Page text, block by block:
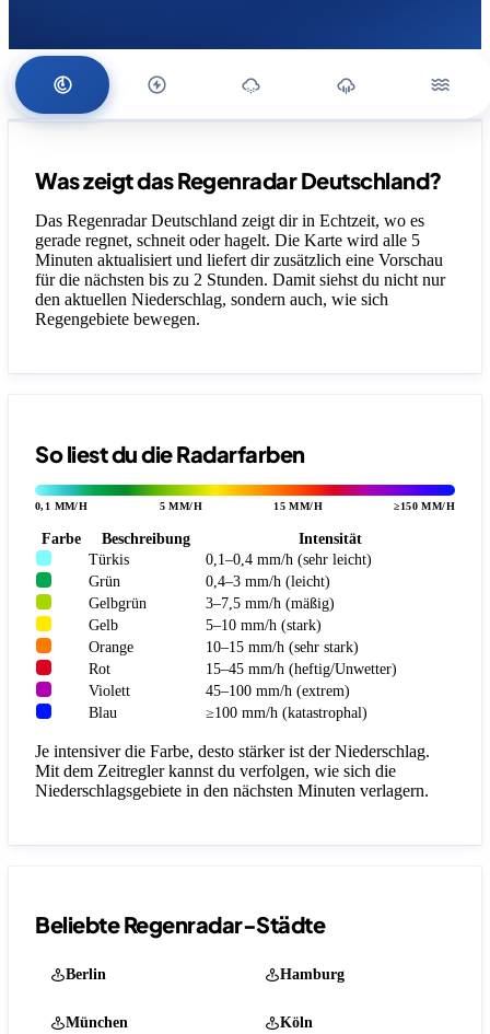
Was zeigt das Regenradar Deutschland?
Das Regenradar Deutschland zeigt dir in Echtzeit, wo es
gerade regnet, schneit oder hagelt. Die Karte wird alle 5
Minuten aktualisiert und liefert dir zusätzlich eine Vorschau
für die nächsten bis zu 2 Stunden. Damit siehst du nicht nur
den aktuellen Niederschlag, sondern auch, wie sich
Regengebiete bewegen.
So liest du die Radarfarben
0,1 MM/H 5 MM/H 15 MM/H ≥150 MM/H
Farbe Beschreibung
Intensität
Türkis
0,1–0,4 mm/h (sehr leicht)
Grün
0,4–3 mm/h (leicht)
Gelbgrün
3–7,5 mm/h (mäßig)
Gelb
5–10 mm/h (stark)
Orange
10–15 mm/h (sehr stark)
Rot
15–45 mm/h (heftig/Unwetter)
Violett
45–100 mm/h (extrem)
Blau
≥100 mm/h (katastrophal)
Je intensiver die Farbe, desto stärker ist der Niederschlag.
Mit dem Zeitregler kannst du verfolgen, wie sich die
Niederschlagsgebiete in den nächsten Minuten verlagern.
Beliebte Regenradar-Städte
Berlin Hamburg
München Köln